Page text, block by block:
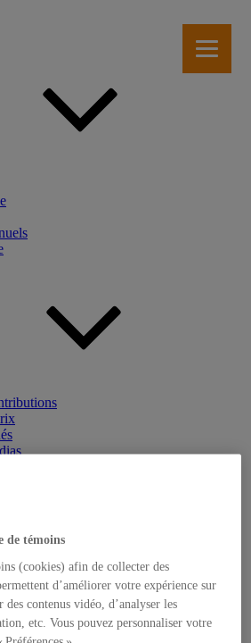
à venir
de témoins
(cookies) afin de collecter des
d’améliorer votre expérience sur
des contenus vidéo, d’analyser les
etc. Vous pouvez personnaliser votre